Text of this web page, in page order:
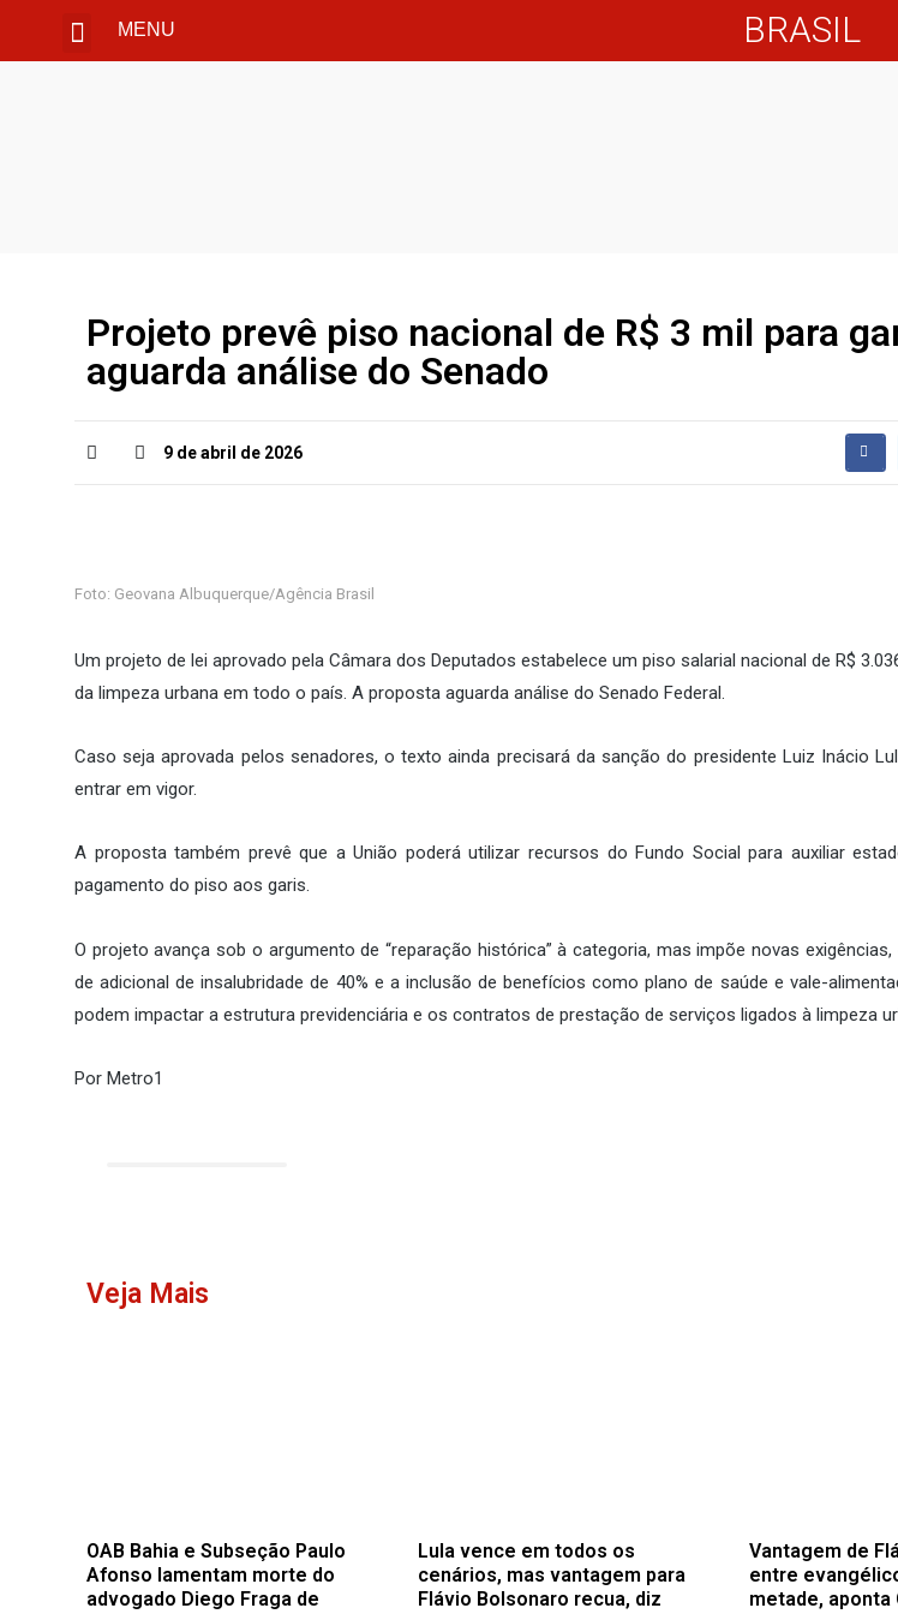
MENU BRASIL
Projeto prevê piso nacional de R$ 3 mil para
aguarda análise do Senado
9 de abril de 2026
Foto: Geovana Albuquerque/Agência Brasil
Um projeto de lei aprovado pela Câmara dos Deputados estabelece um piso salarial nacional de R$
da limpeza urbana em todo o país. A proposta aguarda análise do Senado Federal.
Caso seja aprovada pelos senadores, o texto ainda precisará da sanção do presidente Luiz Inácio
entrar em vigor.
A proposta também prevê que a União poderá utilizar recursos do Fundo Social para auxiliar
pagamento do piso aos garis.
O projeto avança sob o argumento de “reparação histórica” à categoria, mas impõe novas
de adicional de insalubridade de 40% e a inclusão de benefícios como plano de saúde e vale-
podem impactar a estrutura previdenciária e os contratos de prestação de serviços ligados à limpeza
Por Metro1
Veja Mais
OAB Bahia e Subseção Paulo
Afonso lamentam morte do
advogado Diego Fraga de
Lula vence em todos os
cenários, mas vantagem para
Flávio Bolsonaro recua, diz
Vantagem de
entre
metade, aponta